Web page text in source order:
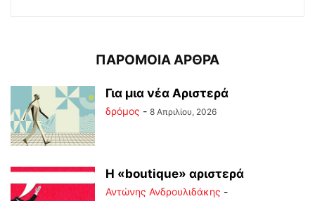
ΠΑΡΟΜΟΙΑ ΑΡΘΡΑ
Για μια νέα Αριστερά
δρόμος - 8 Απριλίου, 2026
Η «boutique» αριστερά
Αντώνης Ανδρουλιδάκης -